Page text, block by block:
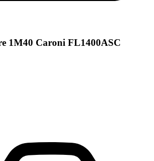
1M40 Caroni FL1400ASC